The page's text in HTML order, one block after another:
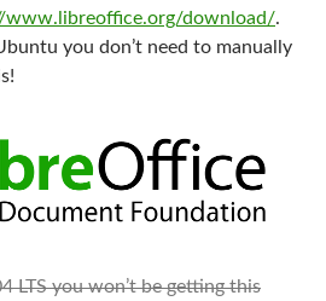
www.libreoffice.org/download/.
you don’t need to manually
LTS you won’t be getting this